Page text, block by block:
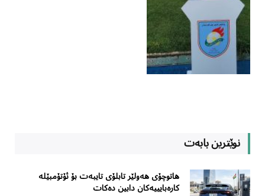
نوێترین بابەت
هاتوچۆی هەولێر تابلۆی تایبەت بۆ ئۆتۆمبێلە
کارەبایییەکان دابین دەکات